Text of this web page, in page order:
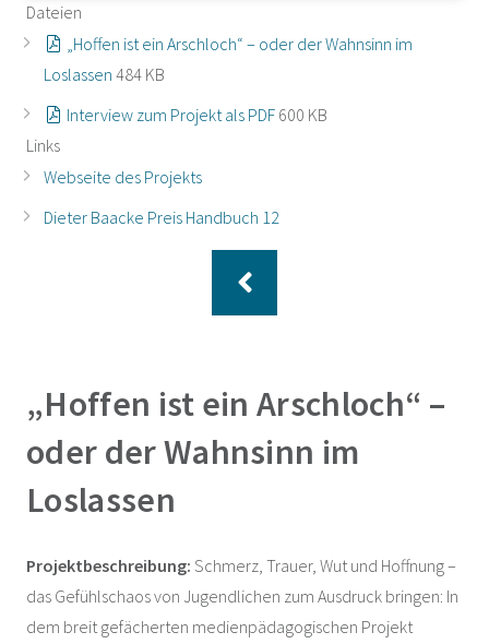
Dateien
„Hoffen ist ein Arschloch“ – oder der Wahnsinn im
Loslassen 484 KB
Interview zum Projekt als PDF 600 KB
Links
Webseite des Projekts
Dieter Baacke Preis Handbuch 12
„Hoffen ist ein Arschloch“ –
oder der Wahnsinn im
Loslassen
Projektbeschreibung: Schmerz, Trauer, Wut und Hoffnung –
das Gefühlschaos von Jugendlichen zum Ausdruck bringen: In
dem breit gefächerten medienpädagogischen Projekt